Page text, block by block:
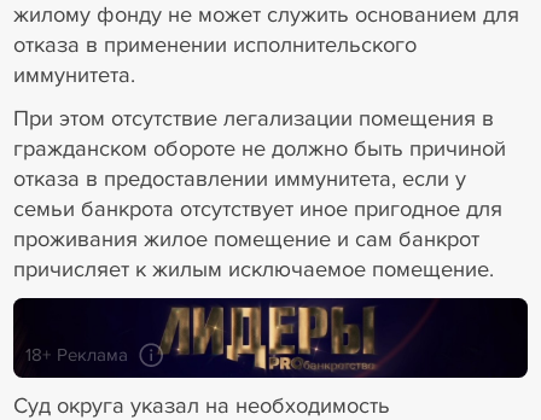
жилому фонду не может служить основанием для
отказа в применении исполнительского
иммунитета.
При этом отсутствие легализации помещения в
гражданском обороте не должно быть причиной
отказа в предоставлении иммунитета, если у
семьи банкрота отсутствует иное пригодное для
проживания жилое помещение и сам банкрот
причисляет к жилым исключаемое помещение.
18+ Реклама
Суд округа указал на необходимость